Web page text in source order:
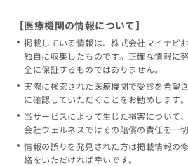
【医療機関の情報について】
掲載している情報は、株式会社マイナビ
独自に収集したものです。正確な情報に
全に保証するものではありません。
実際に検索された医療機関で受診を希望
に確認していただくことをお勧めします。
当サービスによって生じた損害について
会社ウェルネスではその賠償の責任を一
情報の誤りを発見された方は掲載情報の
絡をいただければ幸いです。